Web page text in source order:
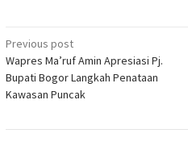
Post
navigation
Previous post
Wapres Ma’ruf Amin Apresiasi Pj.
Bupati Bogor Langkah Penataan
Kawasan Puncak